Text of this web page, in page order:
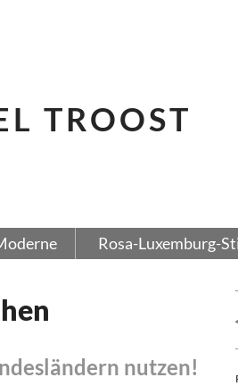
TROOST
Rosa-Luxemburg-
nutzen!